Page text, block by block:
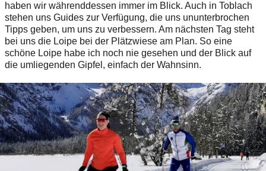
haben wir währenddessen immer im Blick. Auch in Toblach
stehen uns Guides zur Verfügung, die uns ununterbrochen
Tipps geben, um uns zu verbessern. Am nächsten Tag steht
bei uns die Loipe bei der Plätzwiese am Plan. So eine
schöne Loipe habe ich noch nie gesehen und der Blick auf
die umliegenden Gipfel, einfach der Wahnsinn.